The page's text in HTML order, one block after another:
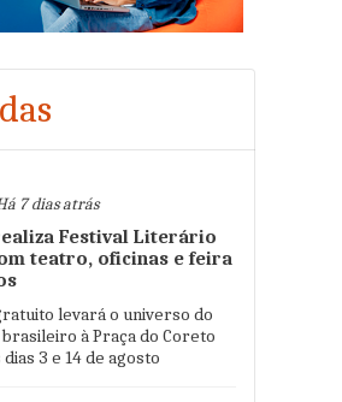
7 dias atrás
Festival Literário
teatro, oficinas e feira
levará o universo do
à Praça do Coreto
3 e 14 de agosto